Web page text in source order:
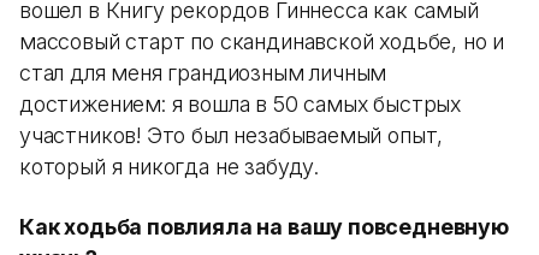
вошел в Книгу рекордов Гиннесса как самый
массовый старт по скандинавской ходьбе, но и
стал для меня грандиозным личным
достижением: я вошла в 50 самых быстрых
участников! Это был незабываемый опыт,
который я никогда не забуду.
Как ходьба повлияла на вашу повседневную